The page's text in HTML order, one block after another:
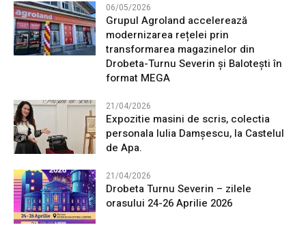
06/05/2026
Grupul Agroland accelerează
modernizarea rețelei prin
transformarea magazinelor din
Drobeta-Turnu Severin și Balotești în
format MEGA
21/04/2026
Expozitie masini de scris, colectia
personala Iulia Damșescu, la Castelul
de Apa.
21/04/2026
Drobeta Turnu Severin – zilele
orasului 24-26 Aprilie 2026